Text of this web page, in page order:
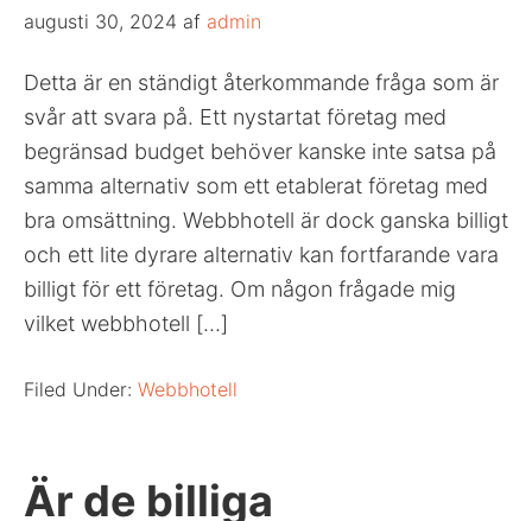
augusti 30, 2024 af admin
Detta är en ständigt återkommande fråga som är
svår att svara på. Ett nystartat företag med
begränsad budget behöver kanske inte satsa på
samma alternativ som ett etablerat företag med
bra omsättning. Webbhotell är dock ganska billigt
och ett lite dyrare alternativ kan fortfarande vara
billigt för ett företag. Om någon frågade mig
vilket webbhotell […]
Filed Under: Webbhotell
Är de billiga